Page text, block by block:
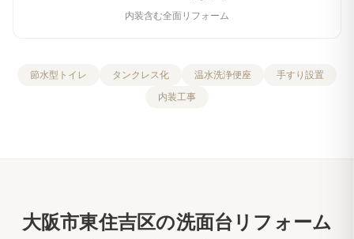
内装含む全面リフォーム
節水型トイレ タンクレス化 温水洗浄便座
手すり設置
内装工事
大阪市東住吉区の洗面台リフォーム